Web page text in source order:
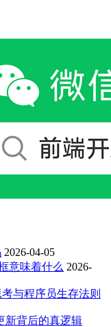
2026-04-05
意味着什么 2026-
与程序员生存法则
新背后的真逻辑